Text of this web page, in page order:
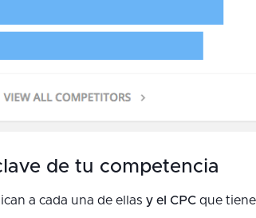
de tu competencia
a cada una de ellas y el CPCque